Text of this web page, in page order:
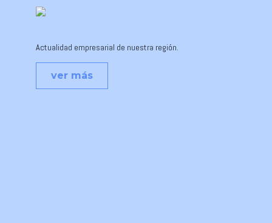
Actualidad empresarial de nuestra región.
ver más